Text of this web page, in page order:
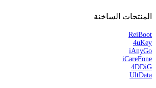
المنتجات الساخنة
ReiBoot
4uKey
iAnyGo
iCareFone
4DDiG
UltData